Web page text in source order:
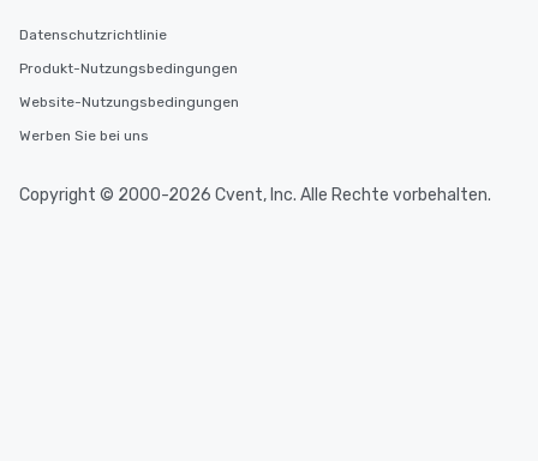
Datenschutzrichtlinie
Produkt-Nutzungsbedingungen
Website-Nutzungsbedingungen
Werben Sie bei uns
Copyright © 2000-2026 Cvent, Inc. Alle Rechte vorbehalten.